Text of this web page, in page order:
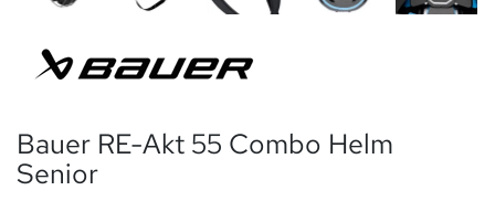
Bauer RE-Akt 55 Combo Helm
Senior